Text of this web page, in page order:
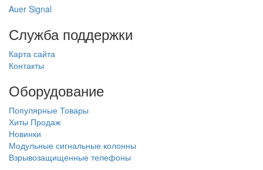
Auer Signal
Служба поддержки
Карта сайта
Контакты
Оборудование
Популярные Товары
Хиты Продаж
Новинки
Модульные сигнальные колонны
Взрывозащищенные телефоны